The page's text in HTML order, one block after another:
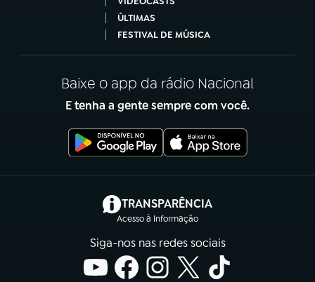
ÚLTIMAS
FESTIVAL DE MÚSICA
Baixe o app da rádio Nacional
E tenha a gente sempre com você.
TRANSPARÊNCIA
Acesso à Informação
(abre em nova aba)
Siga-nos nas redes sociais